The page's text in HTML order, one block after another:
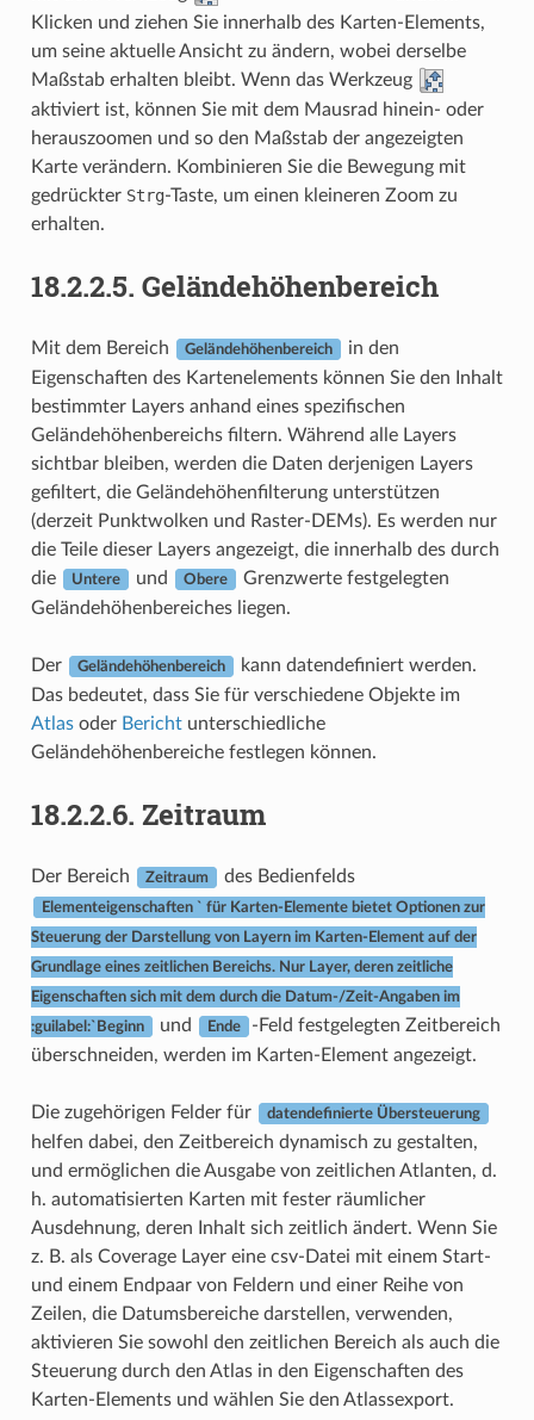
Klicken und ziehen Sie innerhalb des Karten-Elements,
um seine aktuelle Ansicht zu ändern, wobei derselbe
Maßstab erhalten bleibt. Wenn das Werkzeug
aktiviert ist, können Sie mit dem Mausrad hinein- oder
herauszoomen und so den Maßstab der angezeigten
Karte verändern. Kombinieren Sie die Bewegung mit
gedrückter Strg-Taste, um einen kleineren Zoom zu
erhalten.
18.2.2.5. Geländehöhenbereich
Mit dem Bereich Geländehöhenbereich
in den
Eigenschaften des Kartenelements können Sie den Inhalt
bestimmter Layers anhand eines spezifischen
Geländehöhenbereichs filtern. Während alle Layers
sichtbar bleiben, werden die Daten derjenigen Layers
gefiltert, die Geländehöhenfilterung unterstützen
(derzeit Punktwolken und Raster-DEMs). Es werden nur
die Teile dieser Layers angezeigt, die innerhalb des durch
die
Untere und Obere
Grenzwerte festgelegten
Geländehöhenbereiches liegen.
Der Geländehöhenbereich
kann datendefiniert werden.
Das bedeutet, dass Sie für verschiedene Objekte im
Atlasoder Berichtunterschiedliche
Geländehöhenbereiche festlegen können.
18.2.2.6. Zeitraum
Der Bereich Zeitraum des Bedienfelds
Elementeigenschaften ` für Karten-Elemente bietet Optionen zur
Steuerung der Darstellung von Layern im Karten-Element auf der
Grundlage eines zeitlichen Bereichs. Nur Layer, deren zeitliche
Eigenschaften sich mit dem durch die Datum-/Zeit-Angaben im
:guilabel:`Beginn und Ende
-Feld festgelegten Zeitbereich
überschneiden, werden im Karten-Element angezeigt.
Die zugehörigen Felder für datendefinierte Übersteuerung
helfen dabei, den Zeitbereich dynamisch zu gestalten,
und ermöglichen die Ausgabe von zeitlichen Atlanten, d.
h. automatisierten Karten mit fester räumlicher
Ausdehnung, deren Inhalt sich zeitlich ändert. Wenn Sie
z. B. als Coverage Layer eine csv-Datei mit einem Start-
und einem Endpaar von Feldern und einer Reihe von
Zeilen, die Datumsbereiche darstellen, verwenden,
aktivieren Sie sowohl den zeitlichen Bereich als auch die
Steuerung durch den Atlas in den Eigenschaften des
Karten-Elements und wählen Sie den Atlassexport.